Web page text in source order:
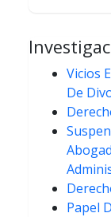
Vicios
De
Papel